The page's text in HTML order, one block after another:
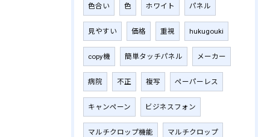
色合い 色 ホワイト パネル
見やすい 価格 重視 hukugouki
copy機 簡単タッチパネル メーカー
病院 不正 複写 ペーパーレス
キャンペーン ビジネスフォン
マルチクロップ機能 マルチクロップ